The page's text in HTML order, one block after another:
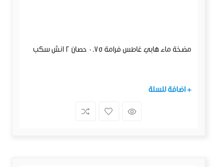
مضخة ماء هابي غاطس فرامة 0.75 حصان 2 انش سكب
+ اضافة للسلة